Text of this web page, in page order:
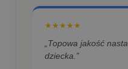
★★★★★
„Topowa jakość
dziecka.”